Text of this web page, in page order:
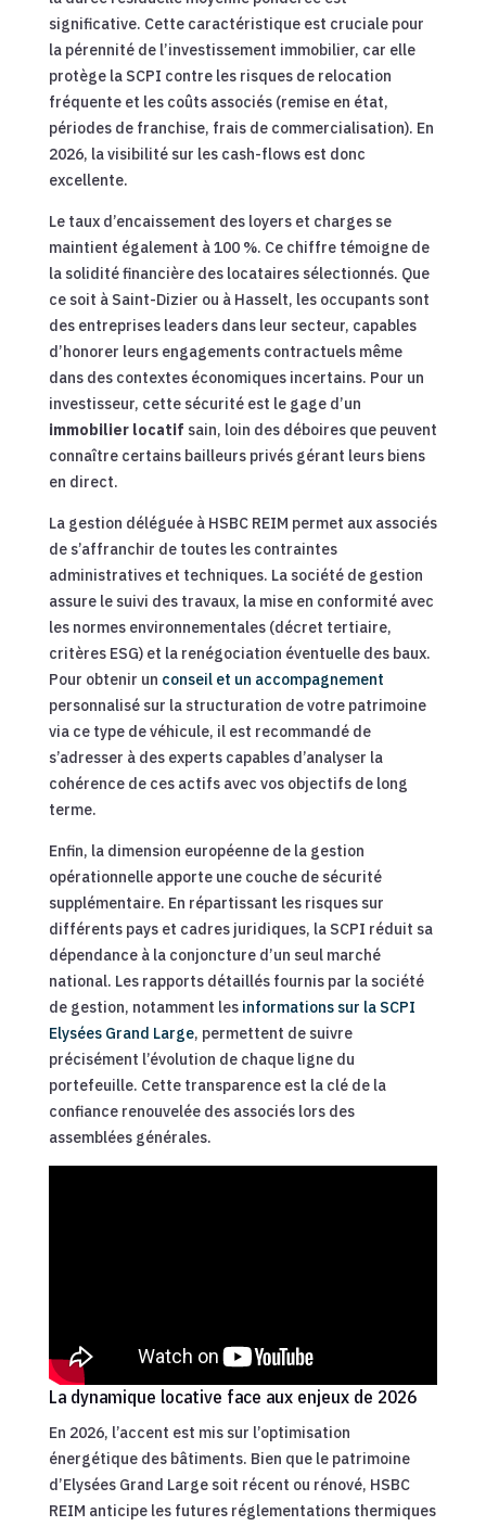
significative. Cette caractéristique est cruciale pour
la pérennité de l’investissement immobilier, car elle
protège la SCPI contre les risques de relocation
fréquente et les coûts associés (remise en état,
périodes de franchise, frais de commercialisation). En
2026, la visibilité sur les cash-flows est donc
excellente.
Le taux d’encaissement des loyers et charges se
maintient également à 100 %. Ce chiffre témoigne de
la solidité financière des locataires sélectionnés. Que
ce soit à Saint-Dizier ou à Hasselt, les occupants sont
des entreprises leaders dans leur secteur, capables
d’honorer leurs engagements contractuels même
dans des contextes économiques incertains. Pour un
investisseur, cette sécurité est le gage d’un
immobilier locatif sain, loin des déboires que peuvent
connaître certains bailleurs privés gérant leurs biens
en direct.
La gestion déléguée à HSBC REIM permet aux associés
de s’affranchir de toutes les contraintes
administratives et techniques. La société de gestion
assure le suivi des travaux, la mise en conformité avec
les normes environnementales (décret tertiaire,
critères ESG) et la renégociation éventuelle des baux.
Pour obtenir un conseil et un accompagnement
personnalisé sur la structuration de votre patrimoine
via ce type de véhicule, il est recommandé de
s’adresser à des experts capables d’analyser la
cohérence de ces actifs avec vos objectifs de long
terme.
Enfin, la dimension européenne de la gestion
opérationnelle apporte une couche de sécurité
supplémentaire. En répartissant les risques sur
différents pays et cadres juridiques, la SCPI réduit sa
dépendance à la conjoncture d’un seul marché
national. Les rapports détaillés fournis par la société
de gestion, notamment les informations sur la SCPI
Elysées Grand Large, permettent de suivre
précisément l’évolution de chaque ligne du
portefeuille. Cette transparence est la clé de la
confiance renouvelée des associés lors des
assemblées générales.
La dynamique locative face aux enjeux de 2026
En 2026, l’accent est mis sur l’optimisation
énergétique des bâtiments. Bien que le patrimoine
d’Elysées Grand Large soit récent ou rénové, HSBC
REIM anticipe les futures réglementations thermiques